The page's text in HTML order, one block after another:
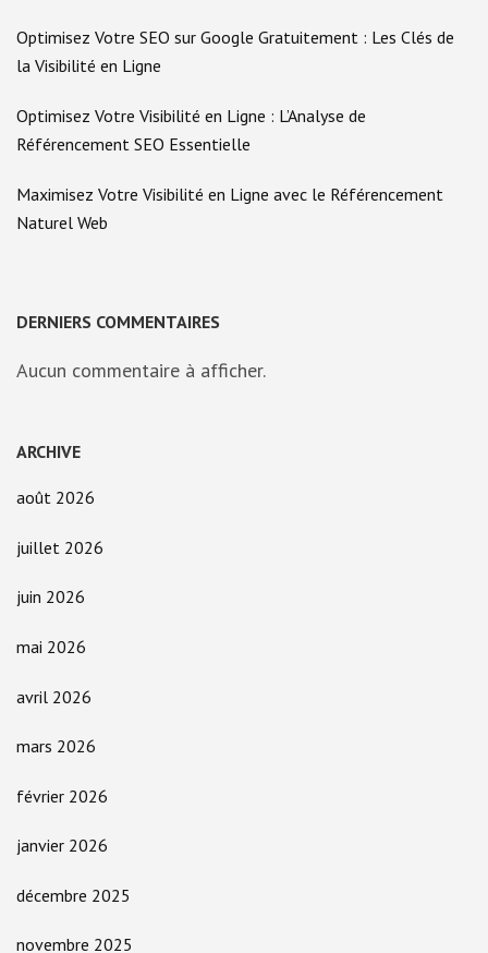
Optimisez Votre SEO sur Google Gratuitement : Les Clés de
la Visibilité en Ligne
Optimisez Votre Visibilité en Ligne : L’Analyse de
Référencement SEO Essentielle
Maximisez Votre Visibilité en Ligne avec le Référencement
Naturel Web
DERNIERS COMMENTAIRES
Aucun commentaire à afficher.
ARCHIVE
août 2026
juillet 2026
juin 2026
mai 2026
avril 2026
mars 2026
février 2026
janvier 2026
décembre 2025
novembre 2025